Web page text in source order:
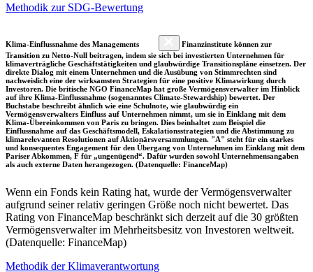
Methodik zur SDG-Bewertung
Klima-Einflussnahme des Managements
Finanzinstitute können zur
Transition zu Netto-Null beitragen, indem sie sich bei investierten Unternehmen für
klimaverträgliche Geschäftstätigkeiten und glaubwürdige Transitionspläne einsetzen. Der
direkte Dialog mit einem Unternehmen und die Ausübung von Stimmrechten sind
nachweislich eine der wirksamsten Strategien für eine positive Klimawirkung durch
Investoren. Die britische NGO FinanceMap hat große Vermögensverwalter im Hinblick
auf ihre Klima-Einflussnahme (sogenanntes Climate-Stewardship) bewertet. Der
Buchstabe beschreibt ähnlich wie eine Schulnote, wie glaubwürdig ein
Vermögensverwalters Einfluss auf Unternehmen nimmt, um sie in Einklang mit dem
Klima-Übereinkommen von Paris zu bringen. Dies beinhaltet zum Beispiel die
Einflussnahme auf das Geschäftsmodell, Eskalationsstrategien und die Abstimmung zu
klimarelevanten Resolutionen auf Aktionärsversammlungen. "A" steht für ein starkes
und konsequentes Engagement für den Übergang von Unternehmen im Einklang mit dem
Pariser Abkommen, F für „ungenügend“. Dafür wurden sowohl Unternehmensangaben
als auch externe Daten herangezogen. (Datenquelle: FinanceMap)
Wenn ein Fonds kein Rating hat, wurde der Vermögensverwalter
aufgrund seiner relativ geringen Größe noch nicht bewertet. Das
Rating von FinanceMap beschränkt sich derzeit auf die 30 größten
Vermögensverwalter im Mehrheitsbesitz von Investoren weltweit.
(Datenquelle: FinanceMap)
Methodik der Klimaverantwortung